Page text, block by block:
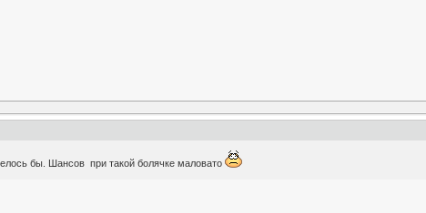
бы. Шансов при такой болячке маловато